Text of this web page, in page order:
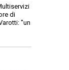
di
"un